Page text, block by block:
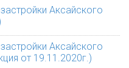
Аксайского
Аксайского
от 19.11.2020г.)